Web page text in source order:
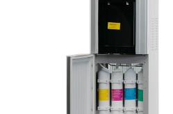
Статьи
Помощь
Контакты